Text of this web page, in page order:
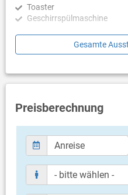
Minuten zu Fuß von Ihrer
Ihr unvergesslicher Inselurlaub
Toaster
Geschirrspülmaschine
Schlafzimmer
Schlafzimmer mit
Schlafzimmer mit 2
Badezimmer
Bad mit WC, Dusche (en
Balkon & Terrasse
eigener Balkon
eigene Terrasse
Gesamte
Preisberechnung